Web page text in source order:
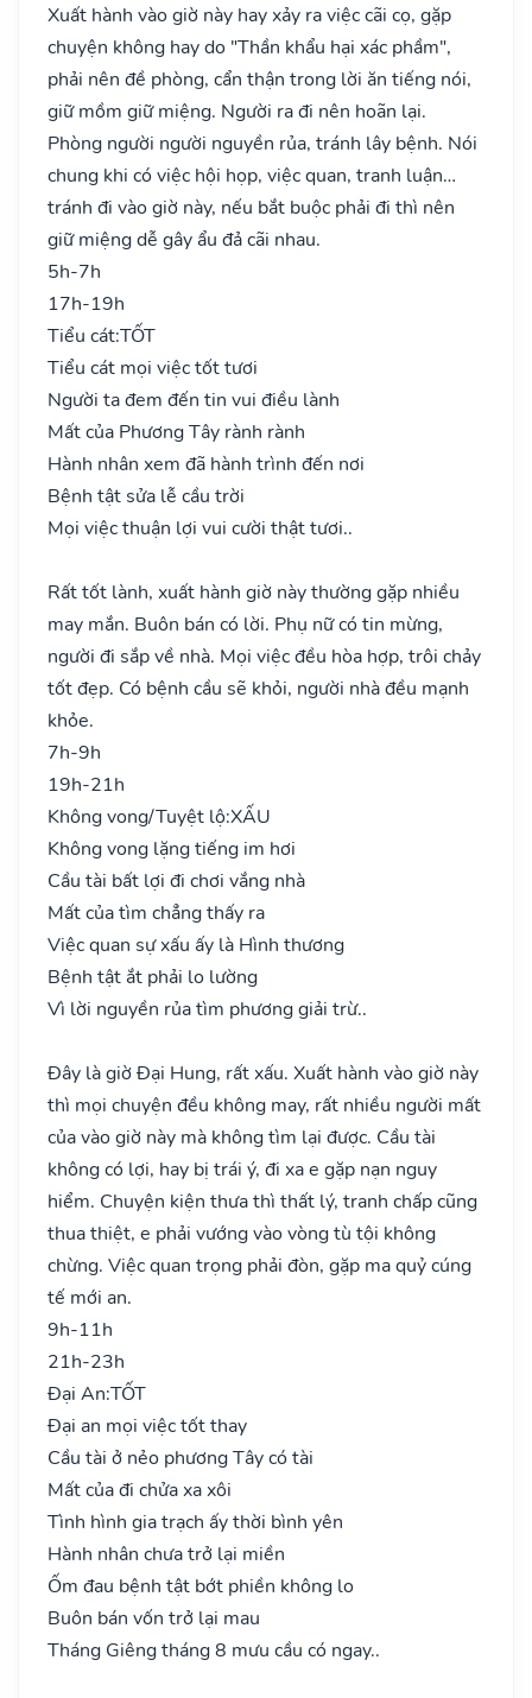
Xuất hành vào giờ này hay xảy ra việc cãi cọ, gặp
chuyện không hay do "Thần khẩu hại xác phầm",
phải nên đề phòng, cẩn thận trong lời ăn tiếng nói,
giữ mồm giữ miệng. Người ra đi nên hoãn lại.
Phòng người người nguyền rủa, tránh lây bệnh. Nói
chung khi có việc hội họp, việc quan, tranh luận…
tránh đi vào giờ này, nếu bắt buộc phải đi thì nên
giữ miệng dễ gây ẩu đả cãi nhau.
5h-7h
17h-19h
Tiểu cát:TỐT
Tiểu cát mọi việc tốt tươi
Người ta đem đến tin vui điều lành
Mất của Phương Tây rành rành
Hành nhân xem đã hành trình đến nơi
Bệnh tật sửa lễ cầu trời
Mọi việc thuận lợi vui cười thật tươi..
Rất tốt lành, xuất hành giờ này thường gặp nhiều
may mắn. Buôn bán có lời. Phụ nữ có tin mừng,
người đi sắp về nhà. Mọi việc đều hòa hợp, trôi chảy
tốt đẹp. Có bệnh cầu sẽ khỏi, người nhà đều mạnh
khỏe.
7h-9h
19h-21h
Không vong/Tuyệt lộ:XẤU
Không vong lặng tiếng im hơi
Cầu tài bất lợi đi chơi vắng nhà
Mất của tìm chẳng thấy ra
Việc quan sự xấu ấy là Hình thương
Bệnh tật ắt phải lo lường
Vì lời nguyền rủa tìm phương giải trừ..
Đây là giờ Đại Hung, rất xấu. Xuất hành vào giờ này
thì mọi chuyện đều không may, rất nhiều người mất
của vào giờ này mà không tìm lại được. Cầu tài
không có lợi, hay bị trái ý, đi xa e gặp nạn nguy
hiểm. Chuyện kiện thưa thì thất lý, tranh chấp cũng
thua thiệt, e phải vướng vào vòng tù tội không
chừng. Việc quan trọng phải đòn, gặp ma quỷ cúng
tế mới an.
9h-11h
21h-23h
Đại An:TỐT
Đại an mọi việc tốt thay
Cầu tài ở nẻo phương Tây có tài
Mất của đi chửa xa xôi
Tình hình gia trạch ấy thời bình yên
Hành nhân chưa trở lại miền
Ốm đau bệnh tật bớt phiền không lo
Buôn bán vốn trở lại mau
Tháng Giêng tháng 8 mưu cầu có ngay..